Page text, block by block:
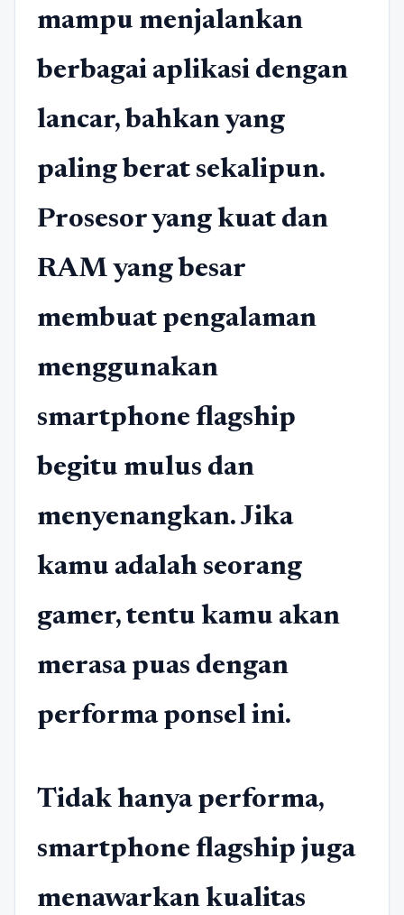
mampu menjalankan
berbagai aplikasi dengan
lancar, bahkan yang
paling berat sekalipun.
Prosesor yang kuat dan
RAM yang besar
membuat pengalaman
menggunakan
smartphone flagship
begitu mulus dan
menyenangkan. Jika
kamu adalah seorang
gamer, tentu kamu akan
merasa puas dengan
performa ponsel ini.
Tidak hanya performa,
smartphone flagship juga
menawarkan kualitas